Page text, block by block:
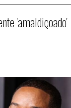
'amaldiçoado'